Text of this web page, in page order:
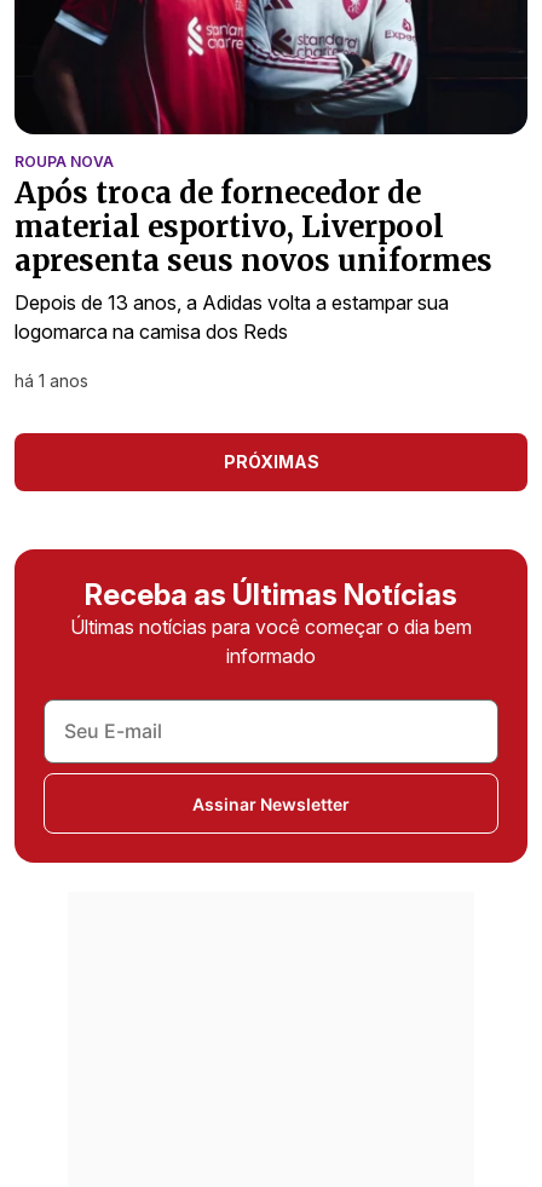
ROUPA NOVA
Após troca de fornecedor de
material esportivo, Liverpool
apresenta seus novos uniformes
Depois de 13 anos, a Adidas volta a estampar sua
logomarca na camisa dos Reds
há 1 anos
PRÓXIMAS
Receba as Últimas Notícias
Últimas notícias para você começar o dia bem
informado
Assinar Newsletter